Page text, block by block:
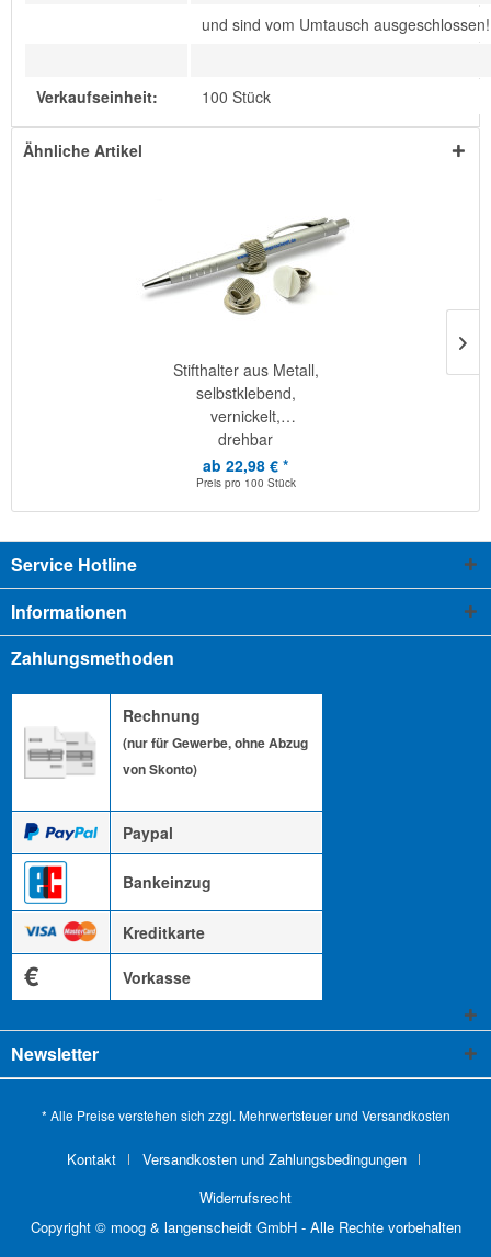
und sind vom Umtausch ausgeschlossen!
Verkaufseinheit: 100 Stück
Ähnliche Artikel
Stifthalter aus Metall,
selbstklebend,
vernickelt,
drehbar
ab 22,98 € *
Preis pro 100 Stück
Service Hotline
Informationen
Zahlungsmethoden
Rechnung
(nur für Gewerbe, ohne Abzug
von Skonto)
Paypal
Bankeinzug
Kreditkarte
€ Vorkasse
Newsletter
* Alle Preise verstehen sich zzgl. Mehrwertsteuer und Versandkosten
Kontakt
Versandkosten und Zahlungsbedingungen
Widerrufsrecht
Copyright © moog & langenscheidt GmbH - Alle Rechte vorbehalten